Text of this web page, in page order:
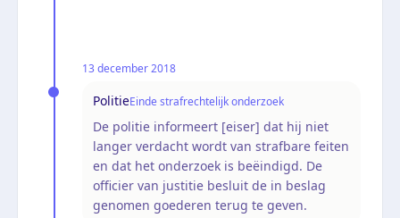
13 december 2018
PolitieEinde strafrechtelijk onderzoek
De politie informeert [eiser] dat hij niet
langer verdacht wordt van strafbare feiten
en dat het onderzoek is beëindigd. De
officier van justitie besluit de in beslag
genomen goederen terug te geven.